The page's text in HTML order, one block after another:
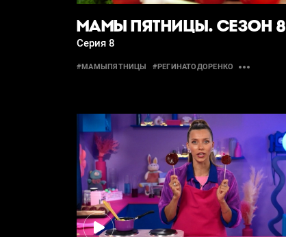
МАМЫ ПЯТНИЦЫ. СЕЗОН 8
Серия 8
#МАМЫПЯТНИЦЫ #РЕГИНАТОДОРЕНКО